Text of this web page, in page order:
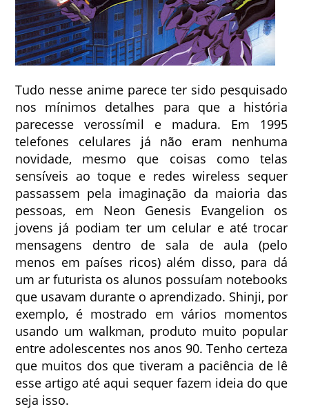
Tudo nesse anime parece ter sido pesquisado
nos mínimos detalhes para que a história
parecesse verossímil e madura. Em 1995
telefones celulares já não eram nenhuma
novidade, mesmo que coisas como telas
sensíveis ao toque e redes wireless sequer
passassem pela imaginação da maioria das
pessoas, em Neon Genesis Evangelion os
jovens já podiam ter um celular e até trocar
mensagens dentro de sala de aula (pelo
menos em países ricos) além disso, para dá
um ar futurista os alunos possuíam notebooks
que usavam durante o aprendizado. Shinji, por
exemplo, é mostrado em vários momentos
usando um walkman, produto muito popular
entre adolescentes nos anos 90. Tenho certeza
que muitos dos que tiveram a paciência de lê
esse artigo até aqui sequer fazem ideia do que
seja isso.